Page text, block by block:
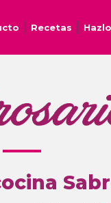
Recetas